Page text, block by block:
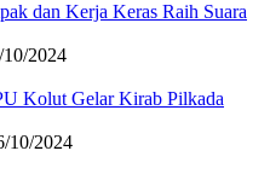
dan Kerja Keras Raih Suara
10/2024
Kolut Gelar Kirab Pilkada
10/2024